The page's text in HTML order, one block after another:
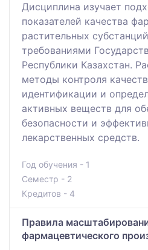
Дисциплина изучает
показателей качества
растительных
требованиями
Республики Казахстан.
методы контроля
идентификации и
активных веществ для
безопасности и
лекарственных средств.
Год обучения - 1
Семестр - 2
Кредитов - 4
Правила
фармацевтического